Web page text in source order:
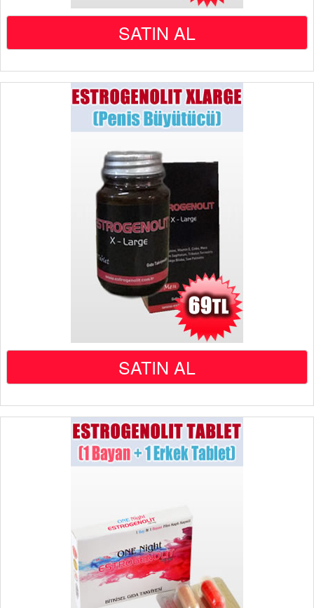
SATIN AL
SATIN AL